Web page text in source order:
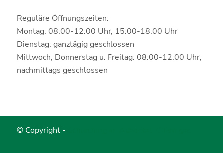
Reguläre Öffnungszeiten:
Montag: 08:00-12:00 Uhr, 15:00-18:00 Uhr
Dienstag: ganztägig geschlossen
Mittwoch, Donnerstag u. Freitag: 08:00-12:00 Uhr,
nachmittags geschlossen
© Copyright -